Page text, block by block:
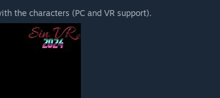
the characters (PC and VR support).